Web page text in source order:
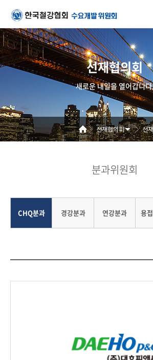
선재협의회
새로운 내일을 열어갑니
선재협의회 선
분과위원회
CHQ분과 경강분과 연강분과 용